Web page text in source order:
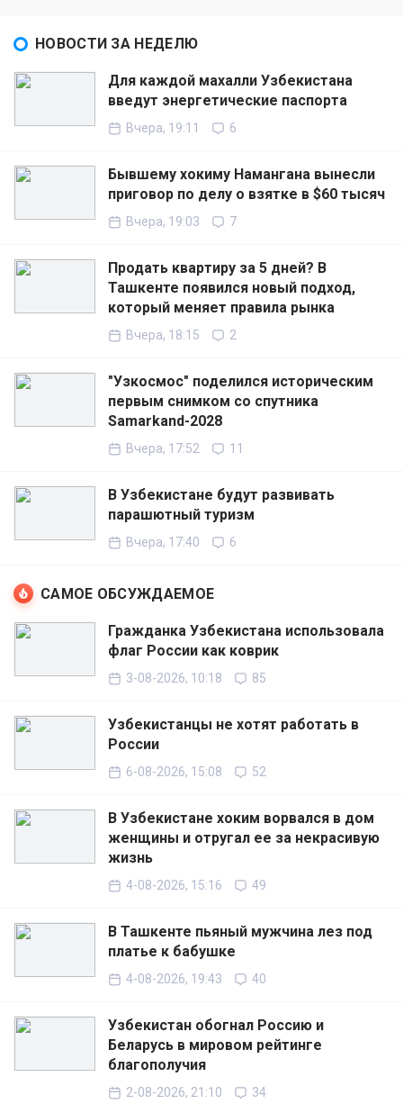
НОВОСТИ ЗА НЕДЕЛЮ
Для каждой махалли Узбекистана
введут энергетические паспорта
Вчера, 19:11 6
Бывшему хокиму Намангана вынесли
приговор по делу о взятке в $60 тысяч
Вчера, 19:03 7
Продать квартиру за 5 дней? В
Ташкенте появился новый подход,
который меняет правила рынка
Вчера, 18:15 2
"Узкосмос" поделился историческим
первым снимком со спутника
Samarkand-2028
Вчера, 17:52 11
В Узбекистане будут развивать
парашютный туризм
Вчера, 17:40 6
САМОЕ ОБСУЖДАЕМОЕ
Гражданка Узбекистана использовала
флаг России как коврик
3-08-2026, 10:18 85
Узбекистанцы не хотят работать в
России
6-08-2026, 15:08 52
В Узбекистане хоким ворвался в дом
женщины и отругал ее за некрасивую
жизнь
4-08-2026, 15:16 49
В Ташкенте пьяный мужчина лез под
платье к бабушке
4-08-2026, 19:43 40
Узбекистан обогнал Россию и
Беларусь в мировом рейтинге
благополучия
2-08-2026, 21:10 34